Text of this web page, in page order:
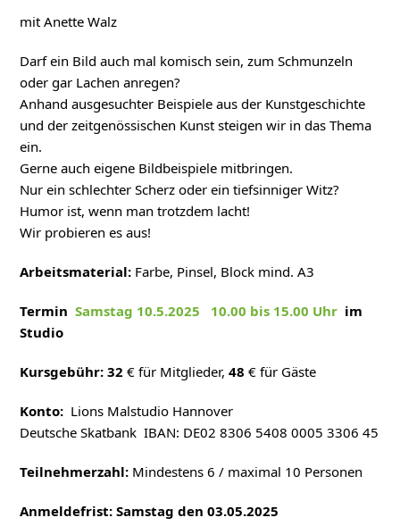
mit Anette Walz
Darf ein Bild auch mal komisch sein, zum Schmunzeln
oder gar Lachen anregen?
Anhand ausgesuchter Beispiele aus der Kunstgeschichte
und der zeitgenössischen Kunst steigen wir in das Thema
ein.
Gerne auch eigene Bildbeispiele mitbringen.
Nur ein schlechter Scherz oder ein tiefsinniger Witz?
Humor ist, wenn man trotzdem lacht!
Wir probieren es aus!
Arbeitsmaterial: Farbe, Pinsel, Block mind. A3
TerminSamstag 10.5.2025 10.00 bis 15.00 Uhr im
Studio
Kursgebühr: 32 € für Mitglieder,48 € für Gäste
Konto: Lions Malstudio Hannover
Deutsche Skatbank IBAN: DE02 8306 5408 0005 3306 45
Teilnehmerzahl: Mindestens 6 / maximal 10 Personen
Anmeldefrist: Samstag den 03.05.2025